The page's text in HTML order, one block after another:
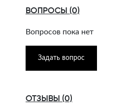
ВОПРОСЫ (0)
Вопросов пока нет
Задать вопрос
ОТЗЫВЫ (0)